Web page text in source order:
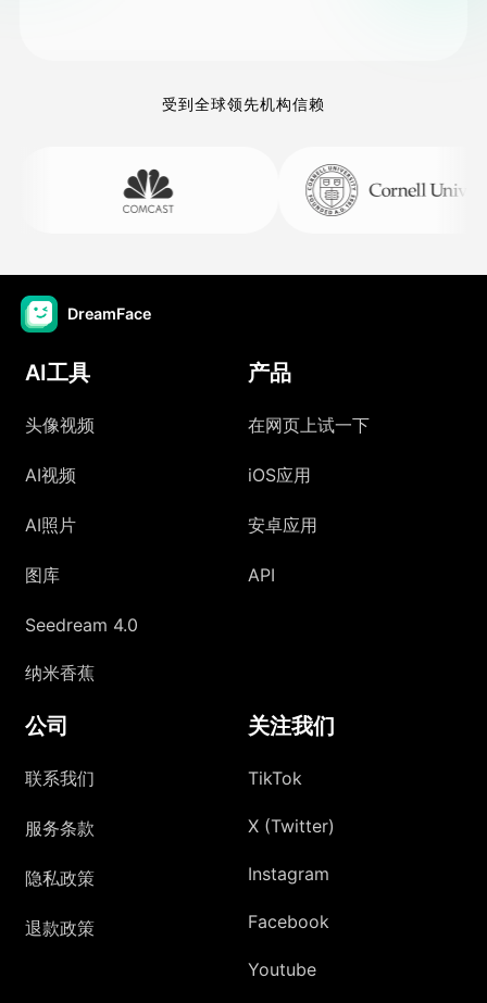
受到全球领先机构信赖
DreamFace
AI工具
头像视频
AI视频
AI照片
图库
Seedream 4.0
纳米香蕉
产品
在网页上试一下
iOS应用
安卓应用
API
公司
联系我们
服务条款
隐私政策
退款政策
关注我们
TikTok
X (Twitter)
Instagram
Facebook
Youtube